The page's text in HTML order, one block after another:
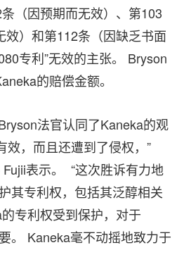
（因预期而无效）、第103
）和第112条（因缺乏书面
专利”无效的主张。 Bryson
的赔偿金额。
法官认同了Kaneka的观
效，而且还遭到了侵权，”
表示。 “这次胜诉有力地
其专利权，包括其泛醇相关
专利权受到保护，对于
。 Kaneka毫不动摇地致力于